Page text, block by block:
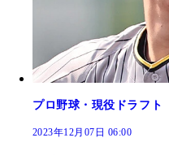
プロ野球・現役ドラフト
2023年12月07日 06:00